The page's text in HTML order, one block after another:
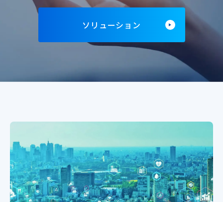
ソリューション